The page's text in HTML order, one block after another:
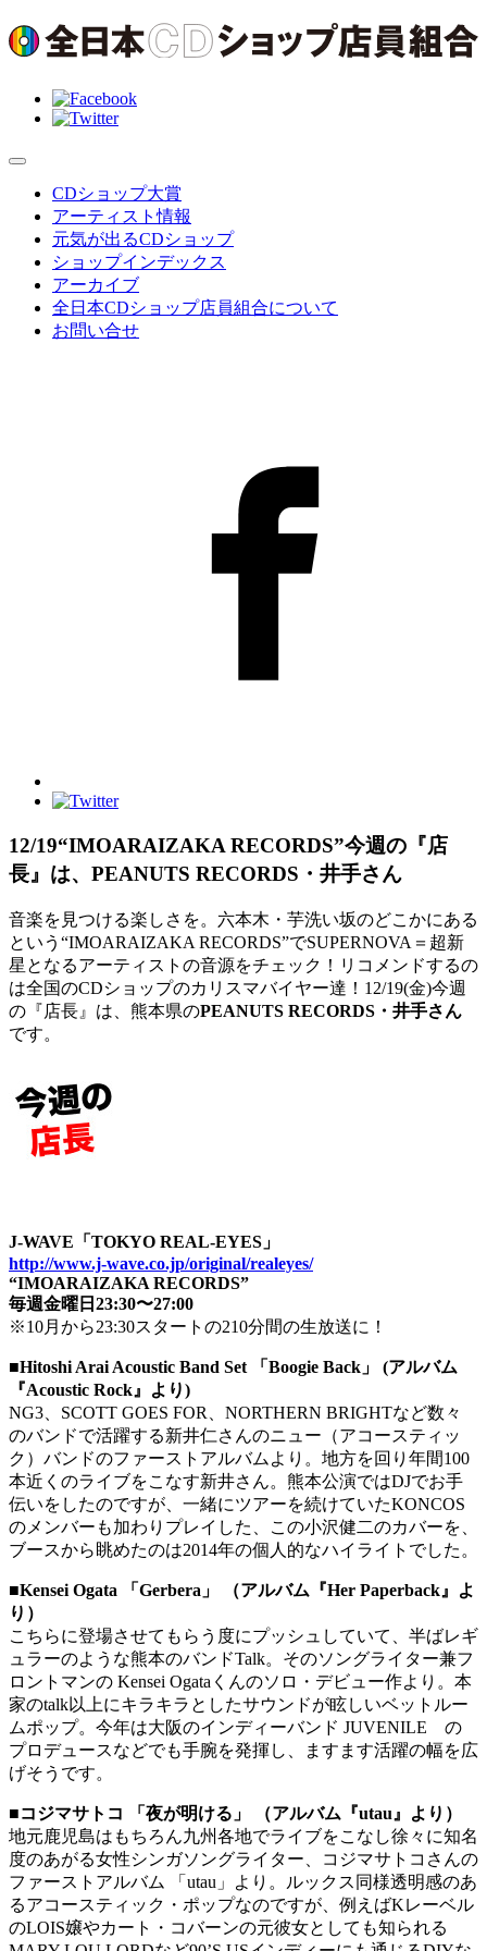
CDショップ大賞
アーティスト情報
元気が出るCDショップ
ショップインデックス
アーカイブ
全日本CDショップ店員組合について
お問い合せ
12/19“IMOARAIZAKA RECORDS”今週の『店
長』は、PEANUTS RECORDS・井手さん
音楽を見つける楽しさを。六本木・芋洗い坂のどこかにある
という“IMOARAIZAKA RECORDS”でSUPERNOVA＝超新
星となるアーティストの音源をチェック！リコメンドするの
は全国のCDショップのカリスマバイヤー達！12/19(金)今週
の『店長』は、熊本県のPEANUTS RECORDS・井手さん
です。
J-WAVE「TOKYO REAL-EYES」
http://www.j-wave.co.jp/original/realeyes/
“IMOARAIZAKA RECORDS”
毎週金曜日23:30〜27:00
※10月から23:30スタートの210分間の生放送に！
■Hitoshi Arai Acoustic Band Set 「Boogie Back」 (アルバム
『Acoustic Rock』より)
NG3、SCOTT GOES FOR、NORTHERN BRIGHTなど数々
のバンドで活躍する新井仁さんのニュー（アコースティッ
ク）バンドのファーストアルバムより。地方を回り年間100
本近くのライブをこなす新井さん。熊本公演ではDJでお手
伝いをしたのですが、一緒にツアーを続けていたKONCOS
のメンバーも加わりプレイした、この小沢健二のカバーを、
ブースから眺めたのは2014年の個人的なハイライトでした。
■Kensei Ogata 「Gerbera」 （アルバム『Her Paperback』よ
り）
こちらに登場させてもらう度にプッシュしていて、半ばレギ
ュラーのような熊本のバンドTalk。そのソングライター兼フ
ロントマンの Kensei Ogataくんのソロ・デビュー作より。本
家のtalk以上にキラキラとしたサウンドが眩しいベットルー
ムポップ。今年は大阪のインディーバンド JUVENILE の
プロデュースなどでも手腕を発揮し、ますます活躍の幅を広
げそうです。
■コジマサトコ 「夜が明ける」 （アルバム『utau』より）
地元鹿児島はもちろん九州各地でライブをこなし徐々に知名
度のあがる女性シンガソングライター、コジマサトコさんの
ファーストアルバム 「utau」より。ルックス同様透明感のあ
るアコースティック・ポップなのですが、例えばKレーベル
のLOIS嬢やカート・コバーンの元彼女としても知られる